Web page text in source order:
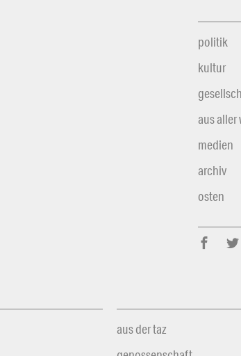
politik
kultur
aus aller
medien
archiv
osten
aus der taz